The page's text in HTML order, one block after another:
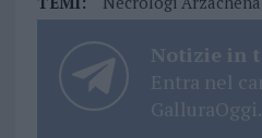
Notizie in
Entra nel